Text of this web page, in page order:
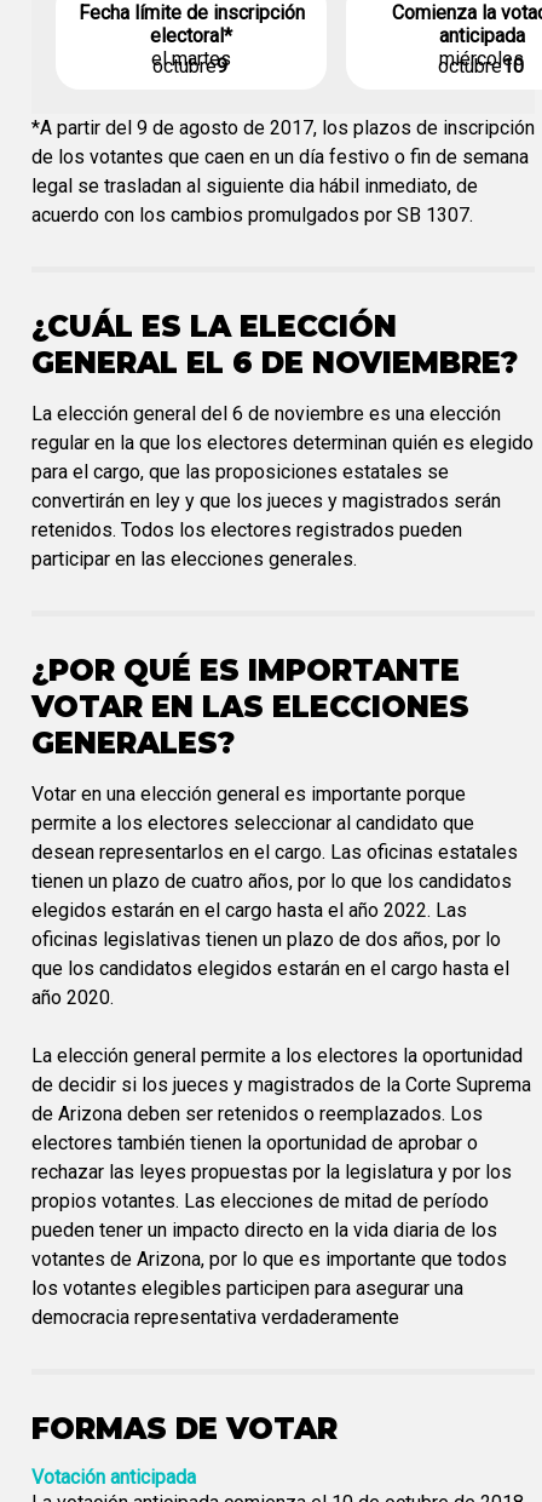
Fecha límite de inscripción
electoral*
el martes
octubre9
Comienza la
anticipada
miércoles
octubre10
*A partir del 9 de agosto de 2017, los plazos de inscripción
de los votantes que caen en un día festivo o fin de semana
legal se trasladan al siguiente dia hábil inmediato, de
acuerdo con los cambios promulgados por SB 1307.
¿CUÁL ES LA ELECCIÓN
GENERAL EL 6 DE NOVIEMBRE?
La elección general del 6 de noviembre es una elección
regular en la que los electores determinan quién es elegido
para el cargo, que las proposiciones estatales se
convertirán en ley y que los jueces y magistrados serán
retenidos. Todos los electores registrados pueden
participar en las elecciones generales.
¿POR QUÉ ES IMPORTANTE
VOTAR EN LAS ELECCIONES
GENERALES?
Votar en una elección general es importante porque
permite a los electores seleccionar al candidato que
desean representarlos en el cargo. Las oficinas estatales
tienen un plazo de cuatro años, por lo que los candidatos
elegidos estarán en el cargo hasta el año 2022. Las
oficinas legislativas tienen un plazo de dos años, por lo
que los candidatos elegidos estarán en el cargo hasta el
año 2020.
La elección general permite a los electores la oportunidad
de decidir si los jueces y magistrados de la Corte Suprema
de Arizona deben ser retenidos o reemplazados. Los
electores también tienen la oportunidad de aprobar o
rechazar las leyes propuestas por la legislatura y por los
propios votantes. Las elecciones de mitad de período
pueden tener un impacto directo en la vida diaria de los
votantes de Arizona, por lo que es importante que todos
los votantes elegibles participen para asegurar una
democracia representativa verdaderamente
FORMAS DE VOTAR
Votación anticipada